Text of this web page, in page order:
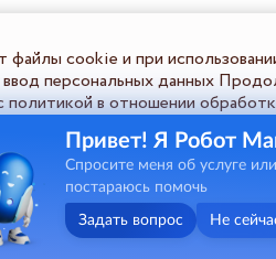
файлы cookie и при
персональных данных
политикой в отношении
обработки персональной
Пользователь должен
обработки ПД
Привет! Я Робот
Спросите меня об услуге
постараюсь помочь
Задать вопрос Не